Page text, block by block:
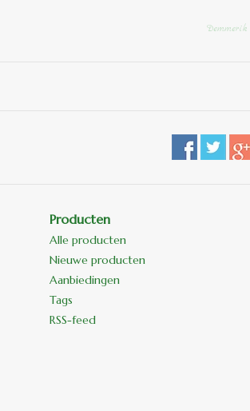
Demmerik
Producten
Alle producten
Nieuwe producten
Aanbiedingen
Tags
RSS-feed